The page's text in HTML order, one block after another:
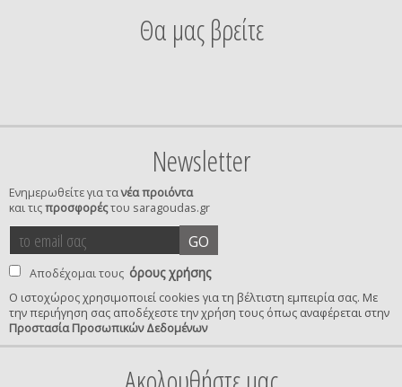
Θα μας βρείτε
Newsletter
Ενημερωθείτε για τανέα προιόντα
και τιςπροσφορέςτου saragoudas.gr
το
email
σας
GO
Αποδέχομαι τους όρους χρήσης
Ο ιστοχώρος χρησιμοποιεί cookies για τη βέλτιστη εμπειρία σας. Με
την περιήγηση σας αποδέχεστε την χρήση τους όπως αναφέρεται στην
Προστασία Προσωπικών Δεδομένων
confirmation